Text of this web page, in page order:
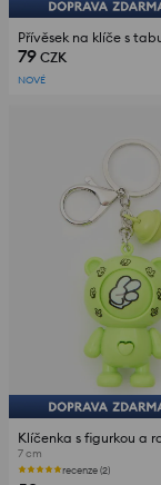
79 CZK
NOVÉ
Klíčenka s figurkou a
7 cm
recenze (2)